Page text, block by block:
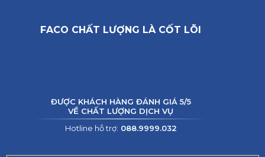
FACO CHẤT LƯỢNG LÀ CỐT LÕI
ĐƯỢC KHÁCH HÀNG ĐÁNH GIÁ 5/5
VỀ CHẤT LƯỢNG DỊCH VỤ
Hotline hỗ trợ: 088.9999.032